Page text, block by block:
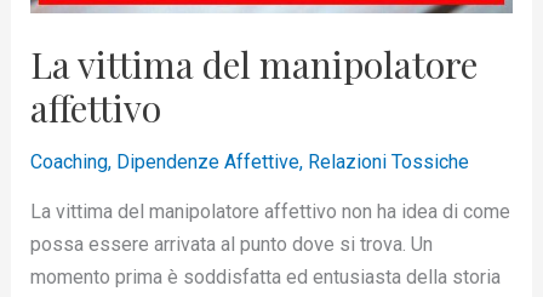
La vittima del manipolatore
affettivo
Coaching, Dipendenze Affettive, Relazioni Tossiche
La vittima del manipolatore affettivo non ha idea di come
possa essere arrivata al punto dove si trova. Un
momento prima è soddisfatta ed entusiasta della storia